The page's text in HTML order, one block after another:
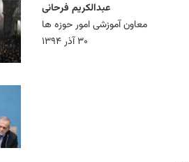
عبدالکریم فرحانی
معاون آموزشی امور حوزه ها
۳۰ آذر ۱۳۹۴